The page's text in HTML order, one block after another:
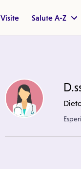
Visite Salute A-Z